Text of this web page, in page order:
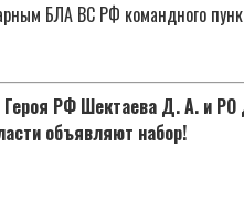
БЛА ВС РФ командного
Героя РФ Шектаева Д. А. и
объявляют набор!